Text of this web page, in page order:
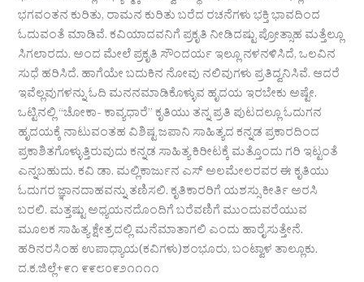
ಭಗವಂತನ ಕುರಿತು, ರಾಮನ ಕುರಿತು ಬರೆದ ರಚನೆಗಳು ಭಕ್ತಿ ಭಾವದಿಂದ
ಓದುವಂತೆ ಮಾಡಿವೆ. ಕವಿಯಾದವನಿಗೆ ಪ್ರಕೃತಿ ನೀಡಿದಷ್ಟು ಪ್ರೋತ್ಸಾಹ ಮತ್ತೆಲ್ಲೂ
ಸಿಗಲಾರದು. ಅಂದ ಮೇಲೆ ಪ್ರಕೃತಿ ಸೌಂದರ್ಯ ಇಲ್ಲೂ ನಳನಳಿಸಿದೆ, ಒಲವಿನ
ಸುಧೆ ಹರಿಸಿದೆ. ಹಾಗೆಯೇ ಬದುಕಿನ ನೋವು ನಲಿವುಗಳು ಪ್ರತಿದ್ವನಿಸಿವೆ. ಆದರೆ
ಇವೆಲ್ಲವುಗಳನ್ನು ಓದಿ ಮನನಮಾಡಿಕೊಳ್ಳುವ ಹೃದಯ ಇರಬೇಕು ಅಷ್ಟೇ.
ಒಟ್ಟಿನಲ್ಲಿ “ಚೋಕಾ- ಕಾವ್ಯಧಾರೆ” ಕೃತಿಯು ತನ್ನ ಪ್ರತಿ ಪುಟದಲ್ಲೂ ಓದುಗನ
ಹೃದಯಕ್ಕೆ ನಾಟುವಂತಹ ವಿಶಿಷ್ಟ ಜಪಾನಿ ಸಾಹಿತ್ಯದ ಕನ್ನಡ ಪ್ರಕಾರದಿಂದ
ಪ್ರಕಾಶಿತಗೊಳ್ಳುತ್ತಿರುವುದು ಕನ್ನಡ ಸಾಹಿತ್ಯ ಕಿರೀಟಕ್ಕೆ ಮತ್ತೊಂದು ಗರಿ ಇಟ್ಟಂತೆ
ಎನ್ನಬಹುದು. ಕವಿ ಡಾ. ಮಲ್ಲಿಕಾರ್ಜುನ ಎಸ್ ಅಲಮೇಲರವರ ಈ ಕೃತಿಯು
ಓದುಗರ ಜ್ಞಾನದಾಹವನ್ನು ತಣಿಸಲಿ. ಕೃತಿಕಾರರಿಗೆ ಯಶಸ್ಸು ಕೀರ್ತಿ ಅರಸಿ
ಬರಲಿ. ಮತ್ತಷ್ಟು ಅಧ್ಯಯನದೊಂದಿಗೆ ಬರೆವಣಿಗೆ ಮುಂದುವರೆಯುವ
ಮೂಲಕ ಸಾಹಿತ್ಯ ಕ್ಷೇತ್ರದಲ್ಲಿ ಮನೆಮಾತಾಗಲಿ ಎಂದು ಹಾರೈಸುತ್ತೇನೆ.
ಹರಿನರಸಿಂಹ ಉಪಾಧ್ಯಾಯ(ಕವಿಗಳು)ಶಂಭೂರು, ಬಂಟ್ವಾಳ ತಾಲ್ಲೂಕು.
ದ.ಕ.ಜಿಲ್ಲೆ+೯೧ ೯೯೮೦೯೨೧೧೧೧